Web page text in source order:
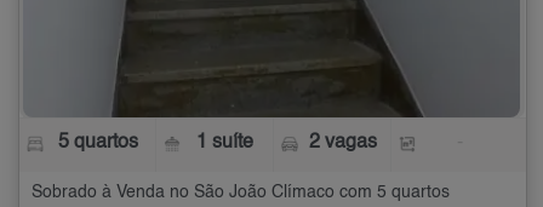
5 quartos 1 suíte 2 vagas
Sobrado à Venda no São João Clímaco com 5 quartos